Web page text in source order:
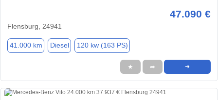
47.090 €
Flensburg, 24941
41.000 km Diesel 120 kw (163 PS)
★ ➦ ➜